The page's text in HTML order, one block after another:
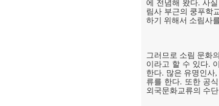
에 전념해 왔다.사
림사 부근의 쿵푸학
하기 위해서 소림사
그러므로 소림 문화
이라고 할 수 있다.
한다. 많은 유명인사
류를 한다. 또한 공
외국문화교류의 수